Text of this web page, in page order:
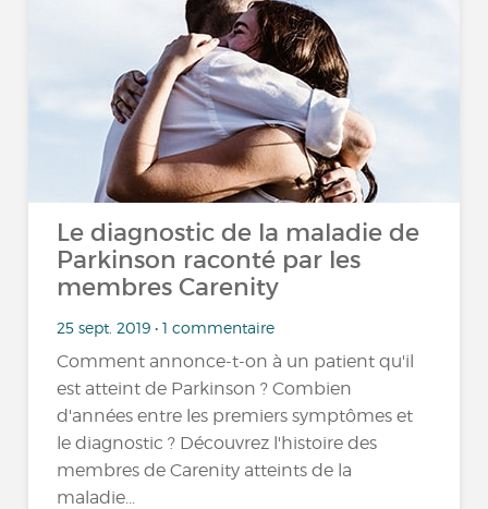
Le diagnostic de la maladie de
Parkinson raconté par les
membres Carenity
25 sept. 2019 • 1 commentaire
Comment annonce-t-on à un patient qu'il
est atteint de Parkinson ? Combien
d'années entre les premiers symptômes et
le diagnostic ? Découvrez l'histoire des
membres de Carenity atteints de la
maladie...